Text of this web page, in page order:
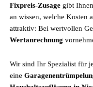
Fixpreis-Zusage gibt
an wissen, welche Kosten
attraktiv: Bei wertvollen
Wertanrechnung
Wir sind Ihr Spezialist für
eine